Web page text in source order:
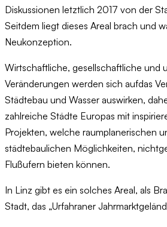
Diskussionen letztlich 2017 von der
Seitdem liegt dieses Areal brach und
Neukonzeption. ​
Wirtschaftliche, gesellschaftliche und
Veränderungen werden sich aufdas
Städtebau und Wasser auswirken,
zahlreiche Städte Europas mit
Projekten, welche raumplanerischen
städtebaulichen Möglichkeiten,
Flußufern bieten können.
In Linz gibt es ein solches Areal, als
Stadt, das „Urfahraner